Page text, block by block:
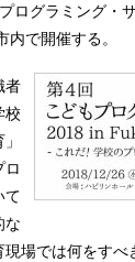
ログラミング・
で開催する。
者
校
ロ
て
な
場では何をすべ